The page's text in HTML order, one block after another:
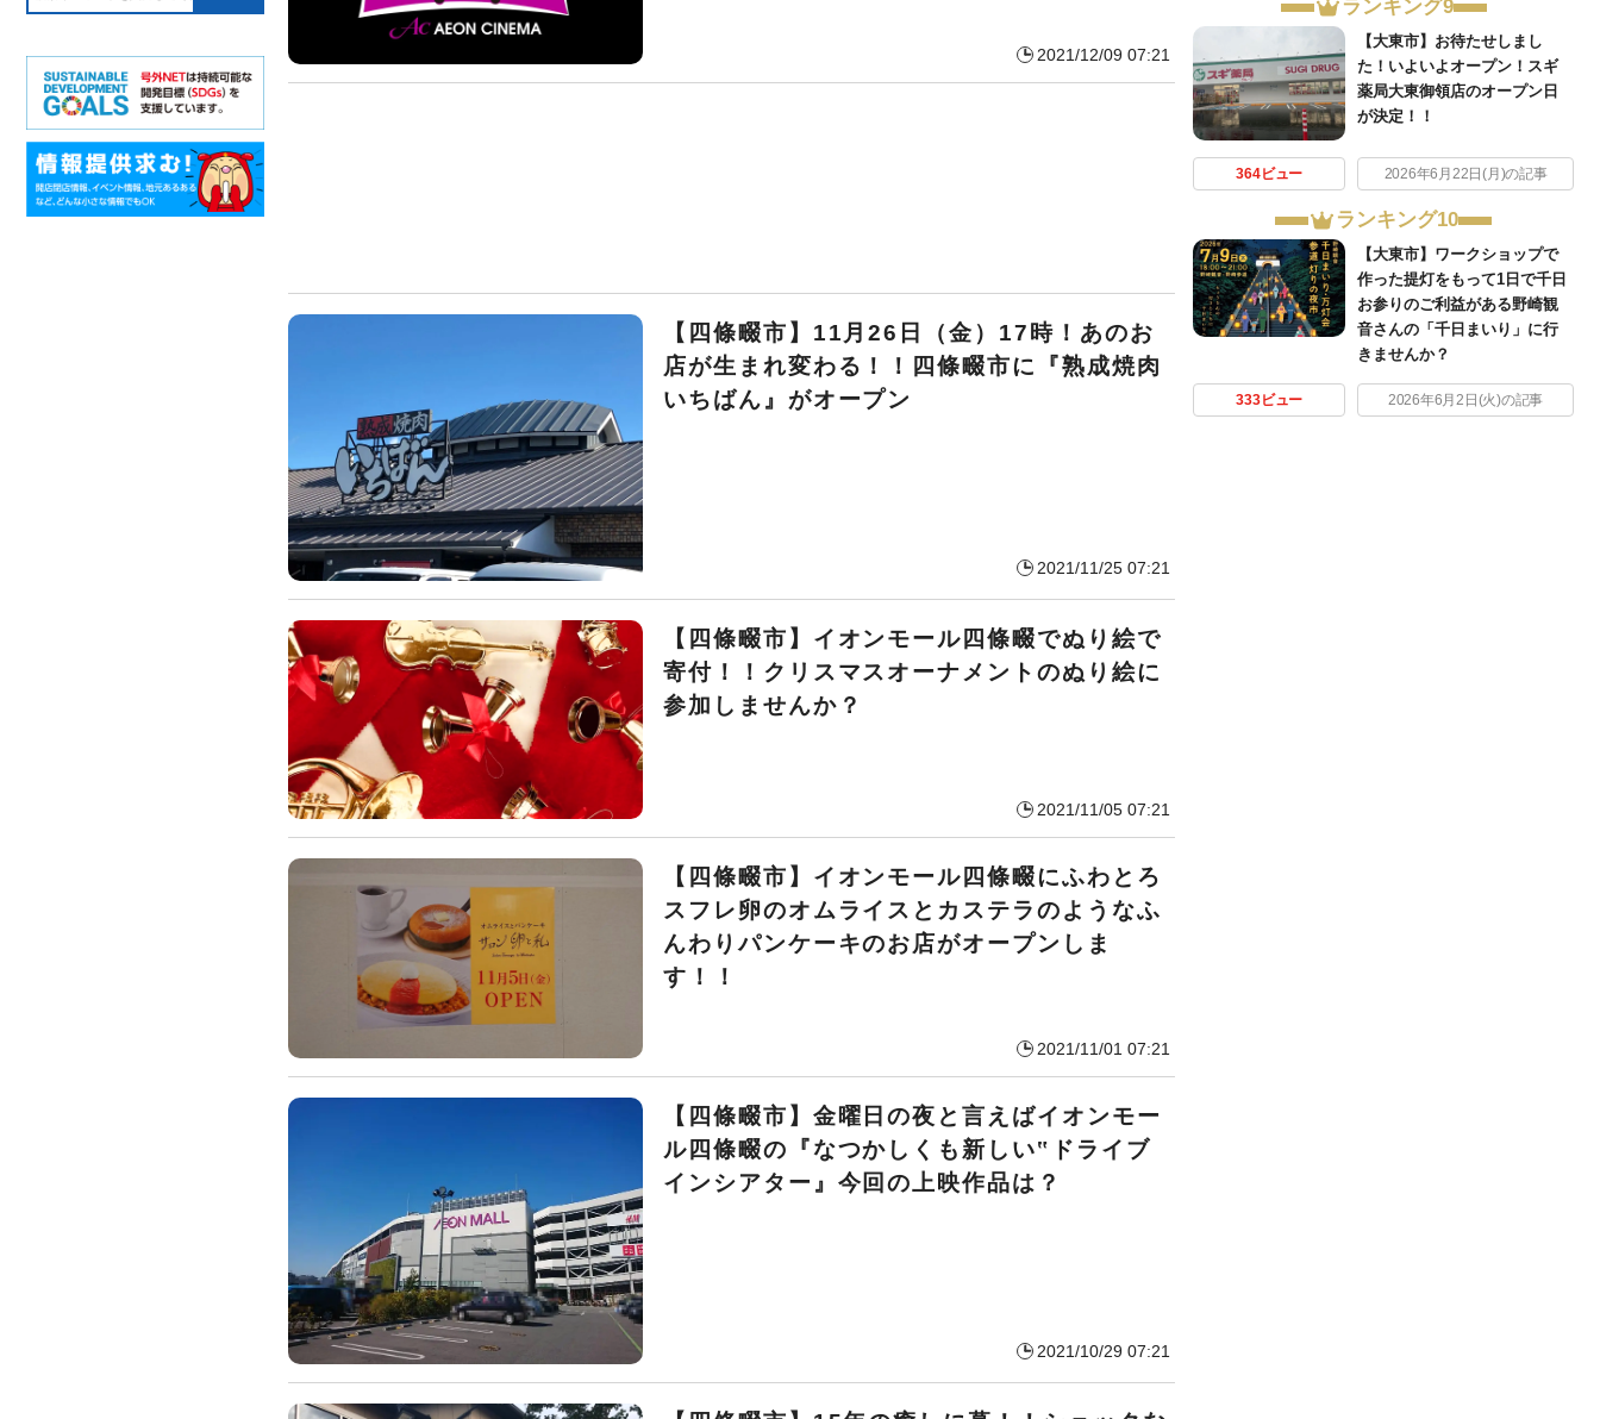
2021/12/09 07:21
【四條畷市】11月26日（金）17時！あのお
店が生まれ変わる！！四條畷市に『熟成焼肉
いちばん』がオープン
2021/11/25 07:21
【四條畷市】イオンモール四條畷でぬり絵で
寄付！！クリスマスオーナメントのぬり絵に
参加しませんか？
2021/11/05 07:21
【四條畷市】イオンモール四條畷にふわとろ
スフレ卵のオムライスとカステラのようなふ
んわりパンケーキのお店がオープンしま
す！！
2021/11/01 07:21
【四條畷市】金曜日の夜と言えばイオンモー
ル四條畷の『なつかしくも新しい‟ドライブ
インシアター』今回の上映作品は？
2021/10/29 07:21
ランキング9
【大東市】お待たせしまし
た！いよいよオープン！スギ
薬局大東御領店のオープン日
が決定！！
364ビュー 2026年6月22日(月)の記事
ランキング10
【大東市】ワークショップで
作った提灯をもって1日で千日
お参りのご利益がある野崎観
音さんの「千日まいり」に行
きませんか？
333ビュー 2026年6月2日(火)の記事